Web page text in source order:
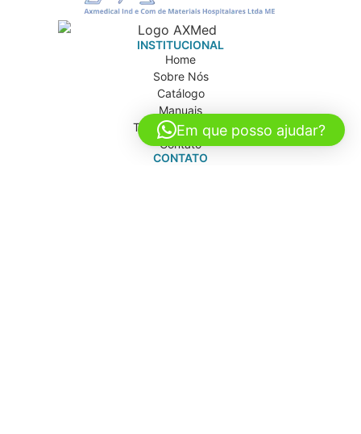
INSTITUCIONAL
Home
Sobre Nós
Catálogo
Manuais
Trabalhe Conosco
Contato
CONTATO
Em que posso ajudar?